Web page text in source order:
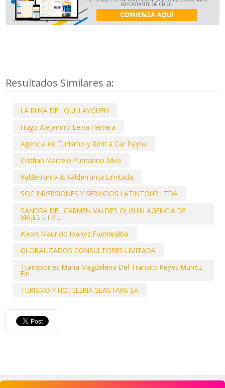
Resultados Similares a:
LA RUKA DEL QUILLAYQUEN
Hugo Alejandro Leiva Herrera
Agencia de Turismo y Rent a Car Payne
Cristian Marcelo Pumarino Silva
Valderrama & Valderrama Limitada
SOC INVERSIONES Y SERVICIOS LATINTOUR LTDA
SANDRA DEL CARMEN VALDES OLGUIN AGENCIA DE
VIAJES E I R L
Alexis Mauricio Ibanez Fuentealba
GLOBALIZADOS CONSULTORES LIMITADA
Transportes Maria Magdalena Del Transito Reyes Munoz
Eirl
TURISMO Y HOTELERIA SEASTARS SA